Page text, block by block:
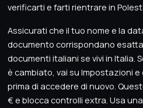
verificarti e farti rientrare in
Assicurati che il tuo nome e la
documento corrispondano
documenti italiani se vivi in Italia.
è cambiato, vai su Impostazioni
prima di accedere di nuovo.
€ e blocca controlli extra. Usa